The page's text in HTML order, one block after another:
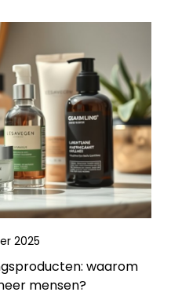
2025
waarom
mensen?